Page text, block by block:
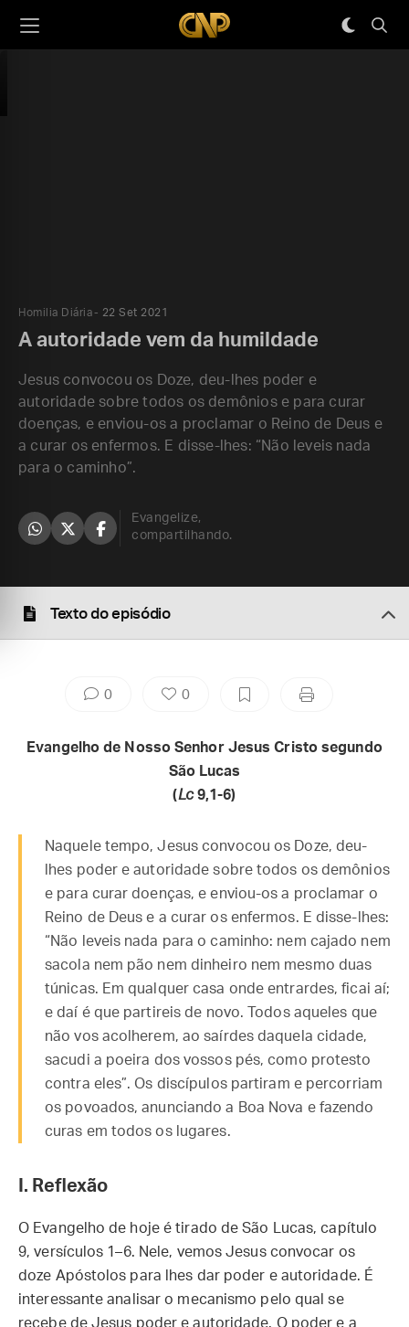
Homilia Diária 22 Set 2021
A autoridade vem da humildade
Jesus convocou os Doze, deu-lhes poder e
autoridade sobre todos os demônios e para curar
doenças, e enviou-os a proclamar o Reino de Deus e
a curar os enfermos. E disse-lhes: “Não leveis nada
para o caminho”.
Evangelize,
compartilhando.
Texto do episódio
0 0
Evangelho de Nosso Senhor Jesus Cristo segundo
São Lucas
(Lc9,1-6)
Naquele tempo, Jesus convocou os Doze, deu-
lhes poder e autoridade sobre todos os demônios
e para curar doenças, e enviou-os a proclamar o
Reino de Deus e a curar os enfermos. E disse-lhes:
“Não leveis nada para o caminho: nem cajado nem
sacola nem pão nem dinheiro nem mesmo duas
túnicas. Em qualquer casa onde entrardes, ficai aí;
e daí é que partireis de novo. Todos aqueles que
não vos acolherem, ao saírdes daquela cidade,
sacudi a poeira dos vossos pés, como protesto
contra eles”. Os discípulos partiram e percorriam
os povoados, anunciando a Boa Nova e fazendo
curas em todos os lugares.
I. Reflexão
O Evangelho de hoje é tirado de São Lucas, capítulo
9, versículos 1–6. Nele, vemos Jesus convocar os
doze Apóstolos para lhes dar poder e autoridade. É
interessante analisar o mecanismo pelo qual se
recebe de Jesus poder e autoridade. O poder e a